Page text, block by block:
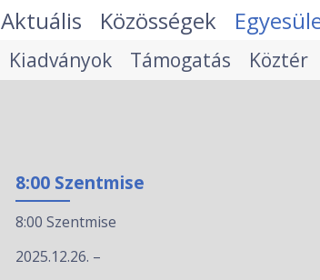
Aktuális Közösségek
Kiadványok Támogatás Köztér
8:00 Szentmise
8:00 Szentmise
2025.12.26. –